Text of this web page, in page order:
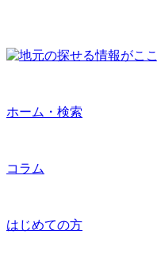
ホーム・検索
コラム
はじめての方